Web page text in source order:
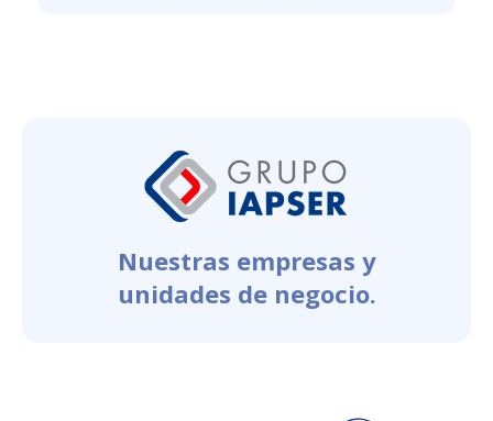
Nuestras empresas y
unidades de negocio.